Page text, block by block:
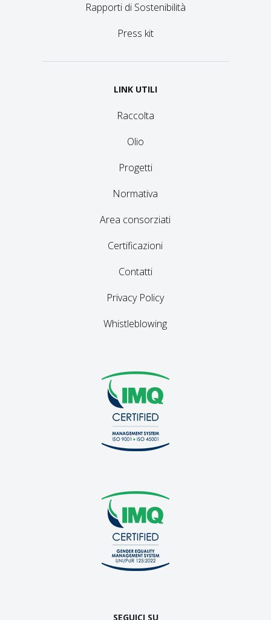
Rapporti di Sostenibilità
Press kit
LINK UTILI
Raccolta
Olio
Progetti
Normativa
Area consorziati
Certificazioni
Contatti
Privacy Policy
Whistleblowing
SEGUICI SU